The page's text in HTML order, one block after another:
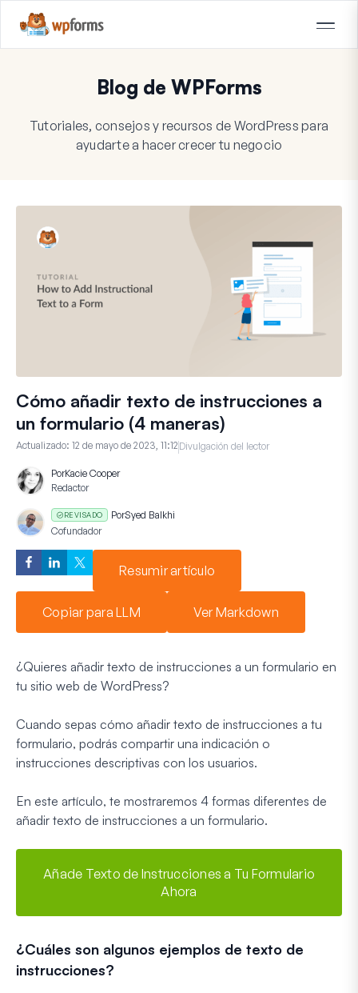
Blog de WPForms
Tutoriales, consejos y recursos de WordPress para
ayudarte a hacer crecer tu negocio
Cómo añadir texto de instrucciones a
un formulario (4 maneras)
Actualizado: 12 de mayo de 2023, 11:12 Divulgación del lector
PorKacie Cooper
Redactor
REVISADO PorSyed Balkhi
Cofundador
Resumir artículo
Copiar para LLM Ver Markdown
¿Quieres añadir texto de instrucciones a un formulario en
tu sitio web de WordPress?
Cuando sepas cómo añadir texto de instrucciones a tu
formulario, podrás compartir una indicación o
instrucciones descriptivas con los usuarios.
En este artículo, te mostraremos 4 formas diferentes de
añadir texto de instrucciones a un formulario.
Añade Texto de Instrucciones a Tu Formulario
Ahora
¿Cuáles son algunos ejemplos de texto de
instrucciones?